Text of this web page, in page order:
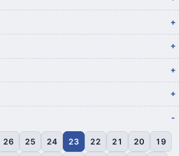
26 25 24 23 22 21 20 19